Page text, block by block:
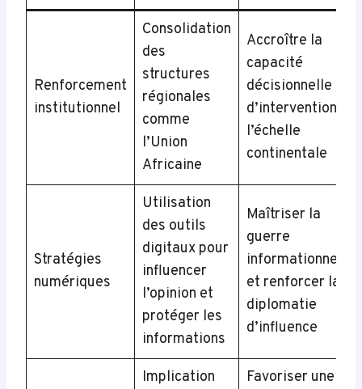
Renforcement
institutionnel
Consolidation
des
structures
régionales
comme
l’Union
Africaine
Accroître la
capacité
décisionnelle et
d’intervention à
l’échelle
continentale
Stratégies
numériques
Utilisation
des outils
digitaux pour
influencer
l’opinion et
protéger les
informations
Maîtriser la
guerre
informationnelle
et renforcer la
diplomatie
d’influence
Implication
Favoriser une